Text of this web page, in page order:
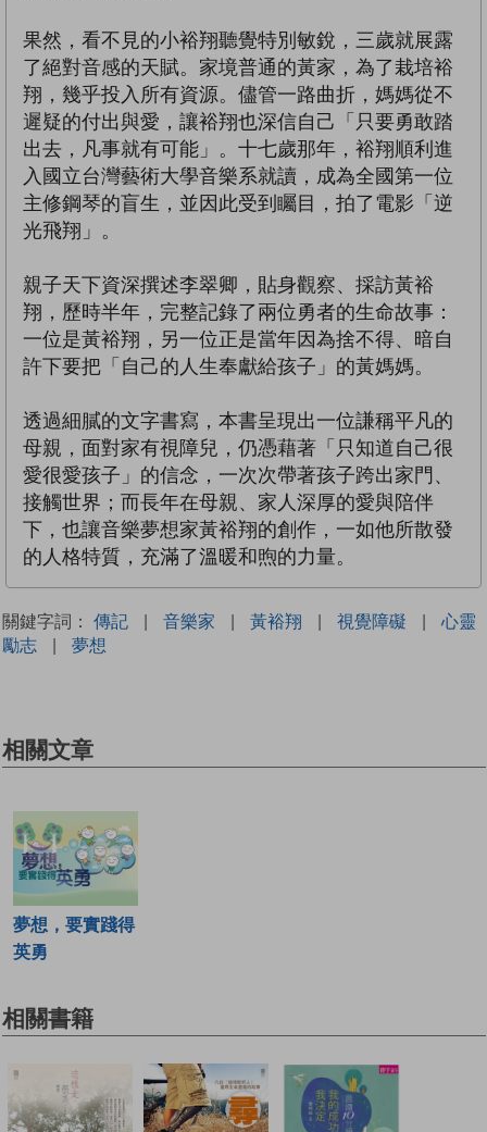
果然，看不見的小裕翔聽覺特別敏銳，三歲就展露
了絕對音感的天賦。家境普通的黃家，為了栽培裕
翔，幾乎投入所有資源。儘管一路曲折，媽媽從不
遲疑的付出與愛，讓裕翔也深信自己「只要勇敢踏
出去，凡事就有可能」。十七歲那年，裕翔順利進
入國立台灣藝術大學音樂系就讀，成為全國第一位
主修鋼琴的盲生，並因此受到矚目，拍了電影「逆
光飛翔」。
親子天下資深撰述李翠卿，貼身觀察、採訪黃裕
翔，歷時半年，完整記錄了兩位勇者的生命故事：
一位是黃裕翔，另一位正是當年因為捨不得、暗自
許下要把「自己的人生奉獻給孩子」的黃媽媽。
透過細膩的文字書寫，本書呈現出一位謙稱平凡的
母親，面對家有視障兒，仍憑藉著「只知道自己很
愛很愛孩子」的信念，一次次帶著孩子跨出家門、
接觸世界；而長年在母親、家人深厚的愛與陪伴
下，也讓音樂夢想家黃裕翔的創作，一如他所散發
的人格特質，充滿了溫暖和煦的力量。
關鍵字詞： 傳記 | 音樂家 | 黃裕翔 | 視覺障礙 |
心靈
勵志
| 夢想
相關文章
夢想，要實踐得
英勇
相關書籍